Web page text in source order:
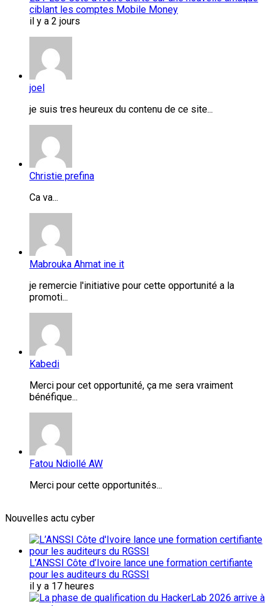
ciblant les comptes Mobile Money
il y a 2 jours
joel
je suis tres heureux du contenu de ce site...
Christie prefina
Ca va...
Mabrouka Ahmat ine it
je remercie l'initiative pour cette opportunité a la
promoti...
Kabedi
Merci pour cet opportunité, ça me sera vraiment
bénéfique...
Fatou Ndiollé AW
Merci pour cette opportunités...
Nouvelles actu cyber
L’ANSSI Côte d’Ivoire lance une formation certifiante
pour les auditeurs du RGSSI
il y a 17 heures